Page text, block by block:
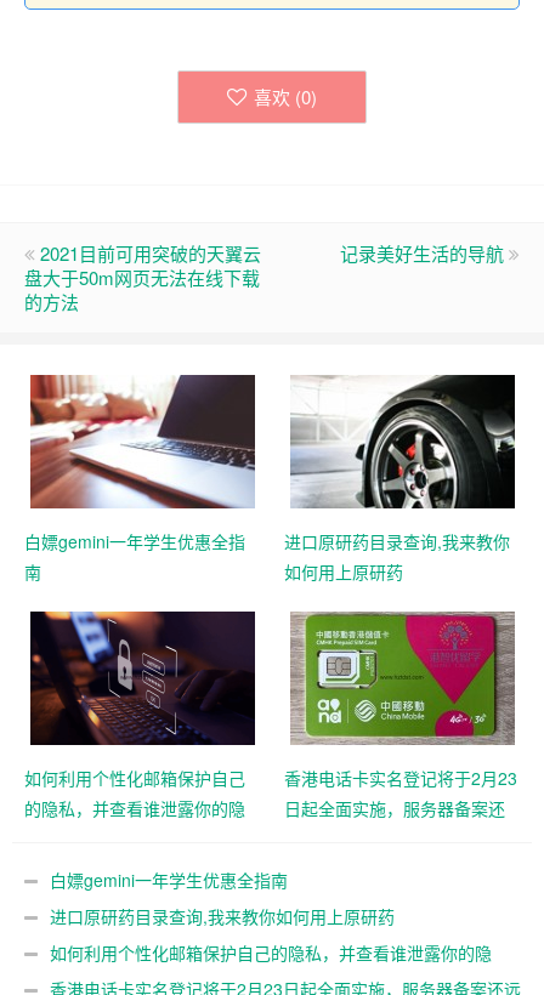
喜欢 (0)
2021目前可用突破的天翼云
盘大于50m网页无法在线下载
的方法
记录美好生活的导航
白嫖gemini一年学生优惠全指
南
进口原研药目录查询,我来教你
如何用上原研药
如何利用个性化邮箱保护自己
的隐私，并查看谁泄露你的隐
香港电话卡实名登记将于2月23
日起全面实施，服务器备案还
白嫖gemini一年学生优惠全指南
进口原研药目录查询,我来教你如何用上原研药
如何利用个性化邮箱保护自己的隐私，并查看谁泄露你的隐
私 香港电话卡实名登记将于2月23日起全面实施，服务器备案还远